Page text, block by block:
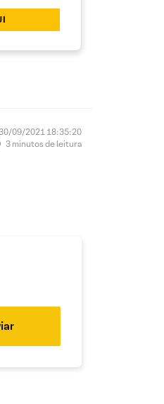
09/2021 18:35:20
3 minutos de leitura